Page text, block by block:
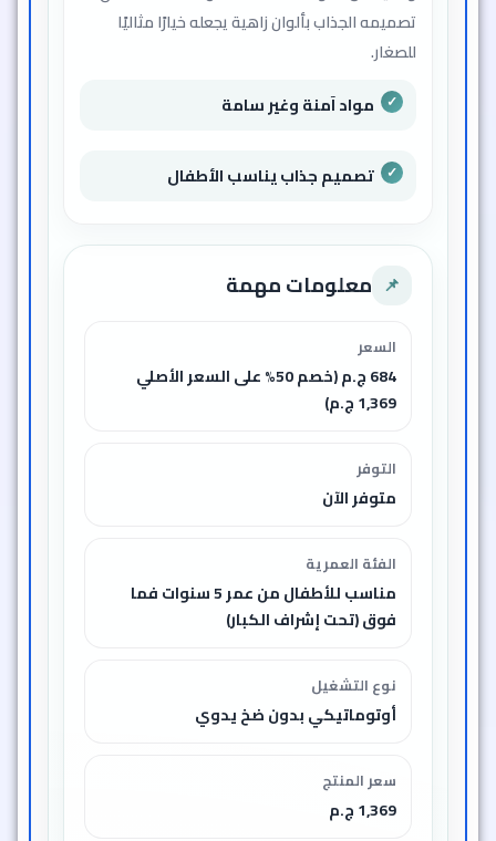
تصميمه الجذاب بألوان زاهية يجعله خيارًا مثاليًا
للصغار.
مواد آمنة وغير سامة
تصميم جذاب يناسب الأطفال
📌 معلومات مهمة
السعر
684 ج.م (خصم 50% على السعر الأصلي
1,369 ج.م)
التوفر
متوفر الآن
الفئة العمرية
مناسب للأطفال من عمر 5 سنوات فما
فوق (تحت إشراف الكبار)
نوع التشغيل
أوتوماتيكي بدون ضخ يدوي
سعر المنتج
1,369 ج.م